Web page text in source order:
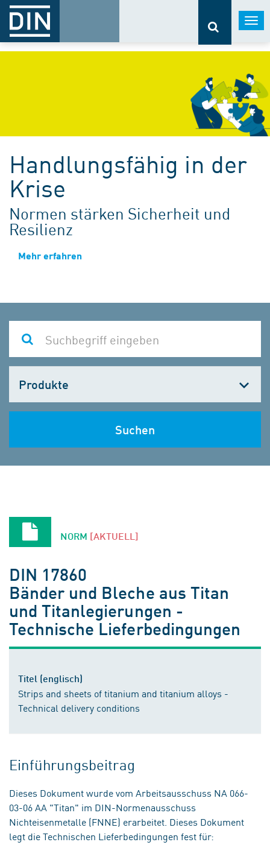
Handlungsfähig in der
Krise
Normen stärken Sicherheit und
Resilienz
Mehr erfahren
wählen
Suchen
NORM [AKTUELL]
DIN 17860
Bänder und Bleche aus Titan
und Titanlegierungen -
Technische Lieferbedingungen
Titel (englisch)
Strips and sheets of titanium and titanium alloys -
Technical delivery conditions
Einführungsbeitrag
Dieses Dokument wurde vom Arbeitsausschuss NA 066-
03-06 AA "Titan" im DIN-Normenausschuss
Nichteisenmetalle (FNNE) erarbeitet. Dieses Dokument
legt die Technischen Lieferbedingungen fest für: